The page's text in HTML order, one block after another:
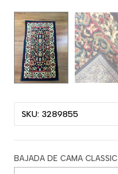
SKU: 3289855
BAJADA DE CAMA CLASSIC